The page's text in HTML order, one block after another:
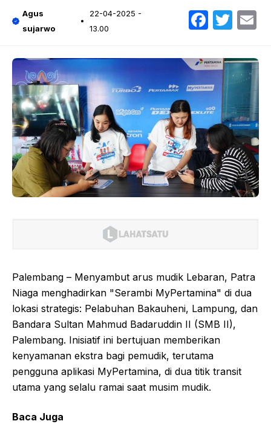
Agus
sujarwo
22-04-2025 -
13.00
Palembang – Menyambut arus mudik Lebaran, Patra
Niaga menghadirkan "Serambi MyPertamina" di dua
lokasi strategis: Pelabuhan Bakauheni, Lampung, dan
Bandara Sultan Mahmud Badaruddin II (SMB II),
Palembang. Inisiatif ini bertujuan memberikan
kenyamanan ekstra bagi pemudik, terutama
pengguna aplikasi MyPertamina, di dua titik transit
utama yang selalu ramai saat musim mudik.
Baca Juga